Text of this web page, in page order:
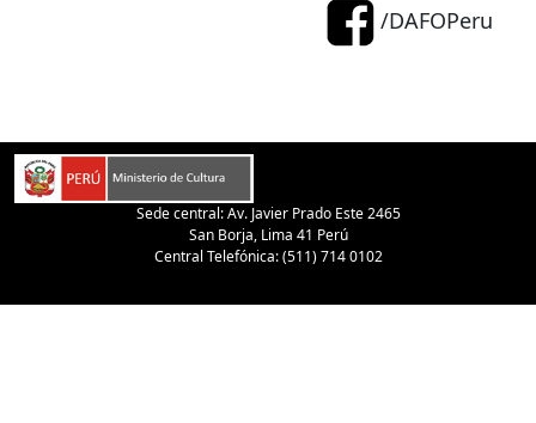
/DAFOPeru
Sede central: Av. Javier Prado Este 2465
San Borja, Lima 41 Perú
Central Telefónica: (511) 714 0102